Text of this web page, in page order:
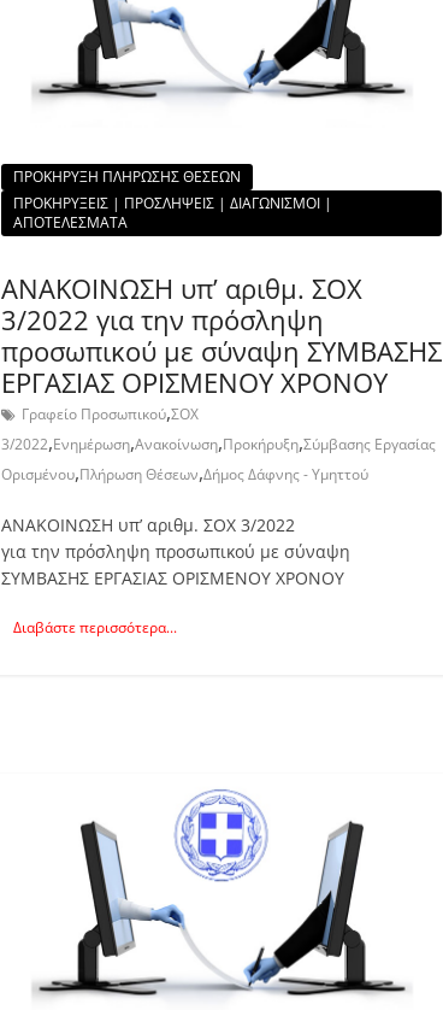
ΠΡΟΚΗΡΥΞΗ ΠΛΗΡΩΣΗΣ ΘΕΣΕΩΝ
ΠΡΟΚΗΡΥΞΕΙΣ | ΠΡΟΣΛΗΨΕΙΣ | ΔΙΑΓΩΝΙΣΜΟΙ |
ΑΠΟΤΕΛΕΣΜΑΤΑ
ΑΝΑΚΟΙΝΩΣΗ υπ’ αριθμ. ΣΟΧ
3/2022 για την πρόσληψη
προσωπικού με σύναψη ΣΥΜΒΑΣΗΣ
ΕΡΓΑΣΙΑΣ ΟΡΙΣΜΕΝΟΥ ΧΡΟΝΟΥ
Γραφείο Προσωπικού,ΣΟΧ
3/2022,Ενημέρωση,Ανακοίνωση,Προκήρυξη,Σύμβασης Εργασίας
Ορισμένου,Πλήρωση Θέσεων,Δήμος Δάφνης - Υμηττού
ΑΝΑΚΟΙΝΩΣΗ υπ’ αριθμ. ΣΟΧ 3/2022
για την πρόσληψη προσωπικού με σύναψη
ΣΥΜΒΑΣΗΣ ΕΡΓΑΣΙΑΣ ΟΡΙΣΜΕΝΟΥ ΧΡΟΝΟΥ
Διαβάστε περισσότερα...